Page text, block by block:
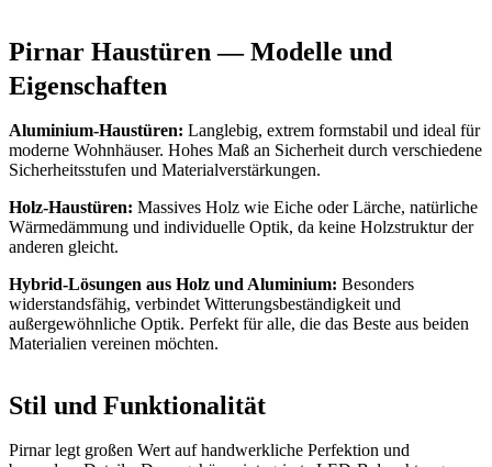
Pirnar Haustüren — Modelle und
Eigenschaften
Aluminium-Haustüren: Langlebig, extrem formstabil und ideal für
moderne Wohnhäuser. Hohes Maß an Sicherheit durch verschiedene
Sicherheitsstufen und Materialverstärkungen.
Holz-Haustüren: Massives Holz wie Eiche oder Lärche, natürliche
Wärmedämmung und individuelle Optik, da keine Holzstruktur der
anderen gleicht.
Hybrid-Lösungen aus Holz und Aluminium: Besonders
widerstandsfähig, verbindet Witterungsbeständigkeit und
außergewöhnliche Optik. Perfekt für alle, die das Beste aus beiden
Materialien vereinen möchten.
Stil und Funktionalität
Pirnar legt großen Wert auf handwerkliche Perfektion und